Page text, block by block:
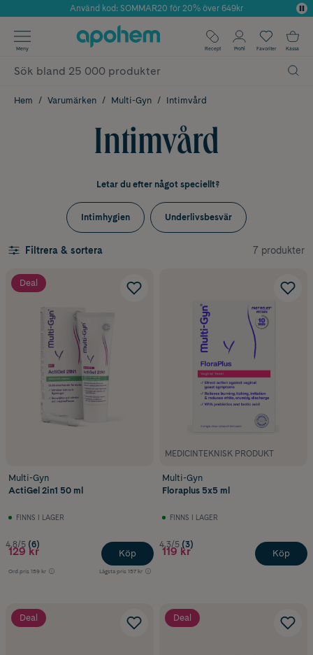
Använd kod: SOMMAR20 för 20% över 649kr
✓ Fri frakt
✓ Poäng på alla köp*
Meny Recept Profil Favoriter Kassa
Hem Varumärken Multi-Gyn Intimvård
Intimvård
Letar du efter något speciellt?
Intimhygien Underlivsbesvär
Filtrera & sortera 7 produkter
Deal
Multi-Gyn
ActiGel 2in1 50 ml
FINNS I LAGER
4.8/5 (6)
129 kr
Ord.pris 159 kr Lägsta pris 157 kr
Köp
MEDICINTEKNISK PRODUKT
Multi-Gyn
Floraplus 5x5 ml
FINNS I LAGER
4.3/5 (3)
119 kr Köp
Deal Deal